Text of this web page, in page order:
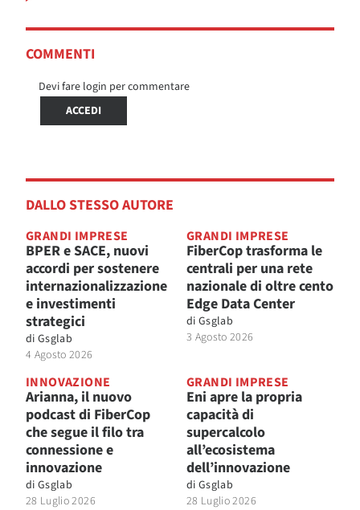
COMMENTI
Devi fare login per commentare
ACCEDI
DALLO STESSO AUTORE
GRANDI IMPRESE
BPER e SACE, nuovi
accordi per sostenere
internazionalizzazione
e investimenti
strategici
di Gsglab
4 Agosto 2026
GRANDI IMPRESE
FiberCop trasforma le
centrali per una rete
nazionale di oltre cento
Edge Data Center
di Gsglab
3 Agosto 2026
INNOVAZIONE
Arianna, il nuovo
podcast di FiberCop
che segue il filo tra
connessione e
innovazione
di Gsglab
28 Luglio 2026
GRANDI IMPRESE
Eni apre la propria
capacità di
supercalcolo
all’ecosistema
dell’innovazione
di Gsglab
28 Luglio 2026